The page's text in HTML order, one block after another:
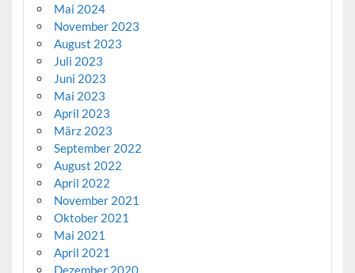
Mai 2024
November 2023
August 2023
Juli 2023
Juni 2023
Mai 2023
April 2023
März 2023
September 2022
August 2022
April 2022
November 2021
Oktober 2021
Mai 2021
April 2021